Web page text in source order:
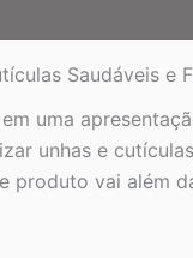
Saudáveis e
uma
unhas e
vai além